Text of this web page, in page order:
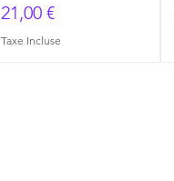
Prix
21,00 €
Taxe Incluse